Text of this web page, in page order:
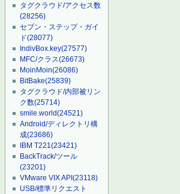
タグクラウド/アクセス数
(28256)
セブン・ステップ・ガイ
ド(28077)
IndivBox.key(27577)
MFC/クラス(26673)
MoinMoin(26086)
BitBake(25839)
タグクラウド/内部被リン
ク数(25714)
smile.world(24521)
Android/ディレクトリ構
成(23686)
IBM T221(23421)
BackTrack/ツール
(23201)
VMware VIX API(23118)
USB/標準リクエスト